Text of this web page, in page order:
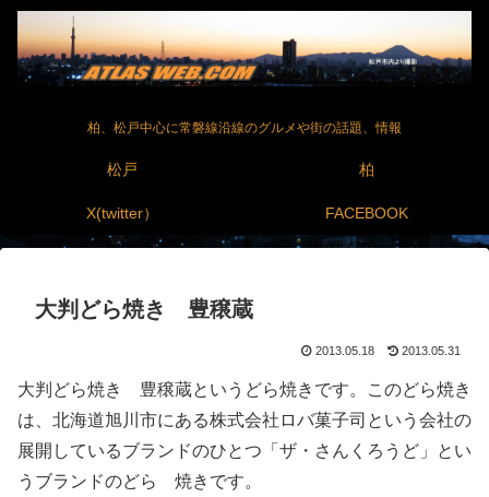
柏、松戸中心に常磐線沿線のグルメや街の話題、情報
松戸 柏
X(twitter） FACEBOOK
大判どら焼き 豊穣蔵
2013.05.18 2013.05.31
大判どら焼き 豊穣蔵というどら焼きです。このどら焼き
は、北海道旭川市にある株式会社ロバ菓子司という会社の
展開しているブランドのひとつ「ザ・さんくろうど」とい
うブランドのどら 焼きです。